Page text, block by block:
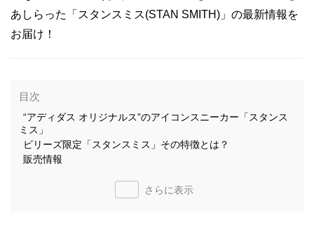
あしらった「スタンスミス(STAN SMITH)」の最新情報を
お届け！
目次
“アディダス オリジナルス”のアイコンスニーカー「スタンス
ミス」
ビリーズ限定「スタンスミス」その特徴とは？
販売情報
さらに表示